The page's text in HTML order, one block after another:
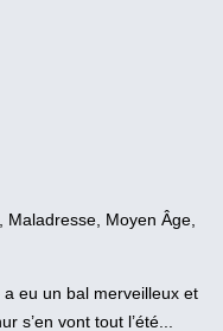
Moyen Âge,
eu un bal merveilleux et
vont tout l’été...